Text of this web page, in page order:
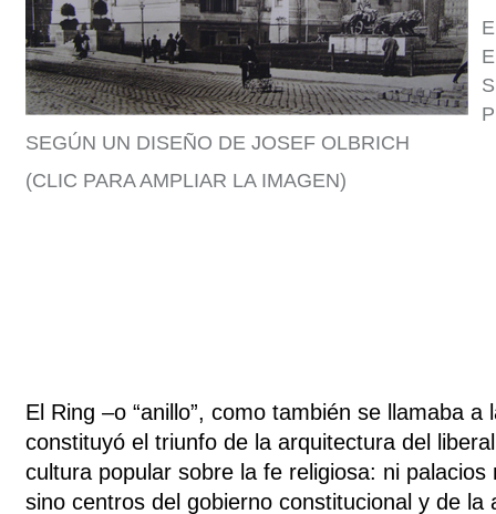
SEGÚN UN DISEÑO DE JOSEF OLBRICH
(CLIC PARA AMPLIAR LA IMAGEN)
El Ring –o “anillo”, como también se llamaba a
constituyó el triunfo de la arquitectura del
cultura popular sobre la fe religiosa: ni palacios
sino centros del gobierno constitucional y de la